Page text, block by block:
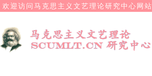
欢迎访问马克思主义文艺理论研究中心网站